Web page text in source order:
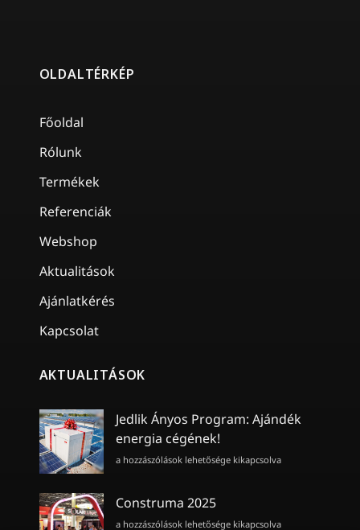
OLDALTÉRKÉP
Főoldal
Rólunk
Termékek
Referenciák
Webshop
Aktualitások
Ajánlatkérés
Kapcsolat
AKTUALITÁSOK
Jedlik Ányos Program: Ajándék
energia cégének!
Jedlik
Ajándék
cégének!
a hozzászólások lehetősége kikapcsolva
Construma 2025
Construma
a hozzászólások lehetősége kikapcsolva